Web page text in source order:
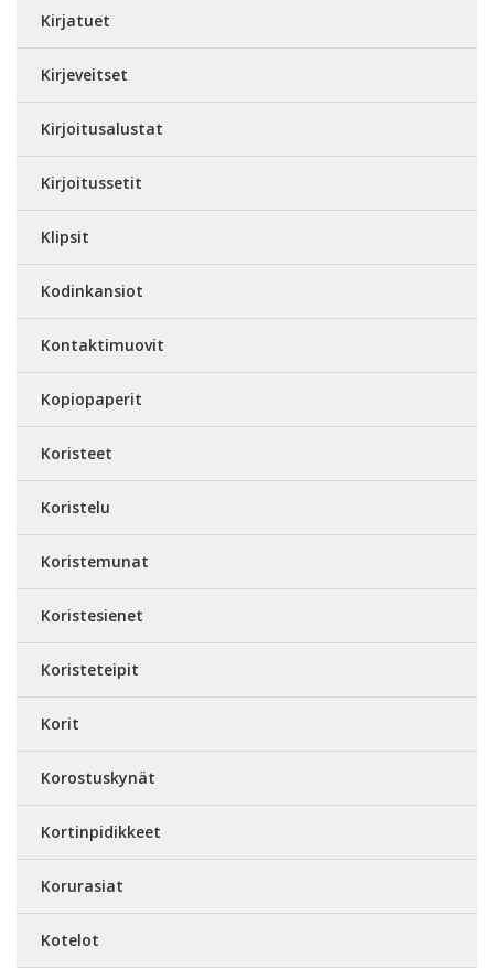
Kirjatuet
Kirjeveitset
Kirjoitusalustat
Kirjoitussetit
Klipsit
Kodinkansiot
Kontaktimuovit
Kopiopaperit
Koristeet
Koristelu
Koristemunat
Koristesienet
Koristeteipit
Korit
Korostuskynät
Kortinpidikkeet
Korurasiat
Kotelot